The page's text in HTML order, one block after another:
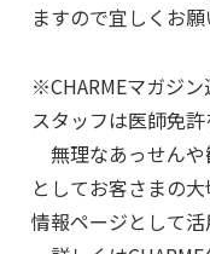
ますので宜しくお
※CHARMEマガジン
スタッフは医師免
無理なあっせん
としてお客さまの
情報ページとして活